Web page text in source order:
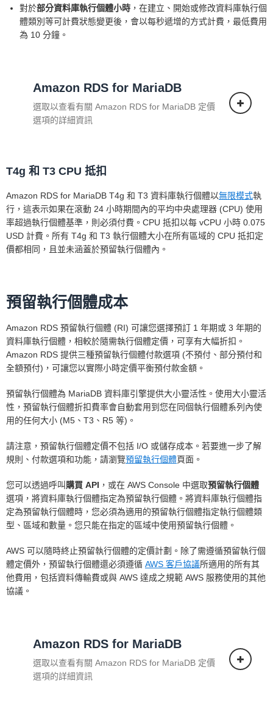
對於部分資料庫執行個體小時 ，在建立、開始或修改資料庫執行個
體類別等可計費狀態變更後，會以每秒遞增的方式計費，最低費用
為 10 分鐘。
Amazon RDS for MariaDB
選取以查看有關 Amazon RDS for MariaDB 定價
選項的詳細資訊
單一可用區部署
下面的定價適用於在單一可用區域部署的資
料庫執行個體。
多可用區部署
T4g 和 T3 CPU 抵扣
Amazon RDS for MariaDB T4g 和 T3 資料庫執行個體以無限模式執
行，這表示如果在滾動 24 小時期間內的平均中央處理器 (CPU) 使用
率超過執行個體基準，則必須付費。CPU 抵扣以每 vCPU 小時 0.075
USD 計費。所有 T4g 和 T3 執行個體大小在所有區域的 CPU 抵扣定
價都相同，且並未涵蓋於預留執行個體內。
預留執行個體成本
Amazon RDS 預留執行個體 (RI) 可讓您選擇預訂 1 年期或 3 年期的
資料庫執行個體，相較於隨需執行個體定價，可享有大幅折扣。
Amazon RDS 提供三種預留執行個體付款選項 (不預付、部分預付和
全額預付)，可讓您以實際小時定價平衡預付款金額。
預留執行個體為 MariaDB 資料庫引擎提供大小靈活性。使用大小靈活
性，預留執行個體折扣費率會自動套用到您在同個執行個體系列內使
用的任何大小 (M5、T3、R5 等)。
請注意，預留執行個體定價不包括 I/O 或儲存成本。若要進一步了解
規則、付款選項和功能，請瀏覽預留執行個體頁面。
您可以透過呼叫購買 API ，或在 AWS Console 中選取預留執行個體
選項，將資料庫執行個體指定為預留執行個體。將資料庫執行個體指
定為預留執行個體時，您必須為適用的預留執行個體指定執行個體類
型、區域和數量。您只能在指定的區域中使用預留執行個體。
AWS 可以隨時終止預留執行個體的定價計劃。除了需遵循預留執行個
體定價外，預留執行個體還必須遵循 AWS 客戶協議所適用的所有其
他費用，包括資料傳輸費或與 AWS 達成之規範 AWS 服務使用的其他
協議。
Amazon RDS for MariaDB
選取以查看有關 Amazon RDS for MariaDB 定價
選項的詳細資訊